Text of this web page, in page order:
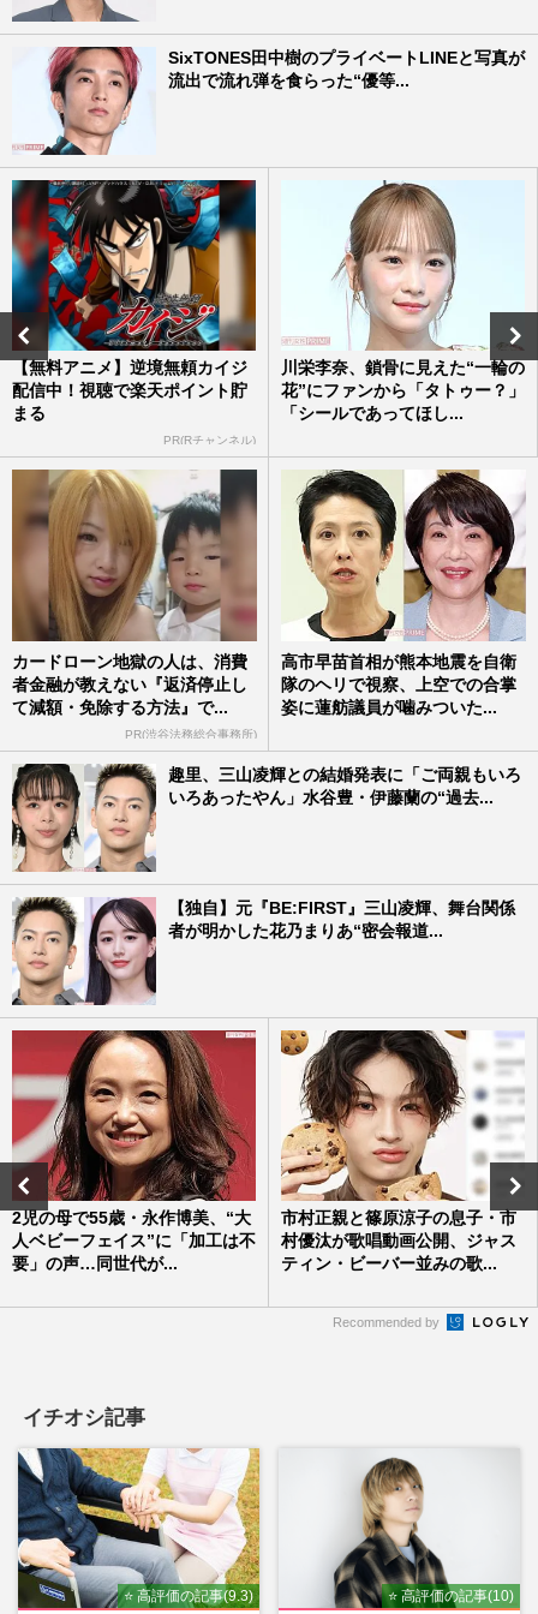
SixTONES田中樹のプライベートLINEと写真が
流出で流れ弾を食らった“優等...
【無料アニメ】逆境無頼カイジ
配信中！視聴で楽天ポイント貯
まる
PR(Rチャンネル)
川栄李奈、鎖骨に見えた“一輪の
花”にファンから「タトゥー？」
「シールであってほし...
カードローン地獄の人は、消費
者金融が教えない『返済停止し
て減額・免除する方法』で...
PR(渋谷法務総合事務所)
高市早苗首相が熊本地震を自衛
隊のヘリで視察、上空での合掌
姿に蓮舫議員が噛みついた...
趣里、三山凌輝との結婚発表に「ご両親もいろ
いろあったやん」水谷豊・伊藤蘭の“過去...
【独自】元『BE:FIRST』三山凌輝、舞台関係
者が明かした花乃まりあ“密会報道...
2児の母で55歳・永作博美、“大
人ベビーフェイス”に「加工は不
要」の声…同世代が...
市村正親と篠原涼子の息子・市
村優汰が歌唱動画公開、ジャス
ティン・ビーバー並みの歌...
Recommended by
イチオシ記事
⭐ 高評価の記事(9.3) ⭐ 高評価の記事(10)